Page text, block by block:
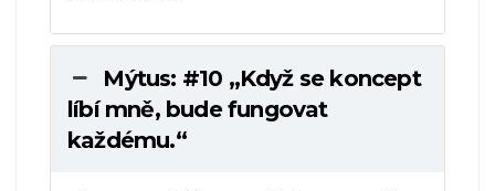
Mýtus: #10 „Když se koncept
líbí mně, bude fungovat
každému.“